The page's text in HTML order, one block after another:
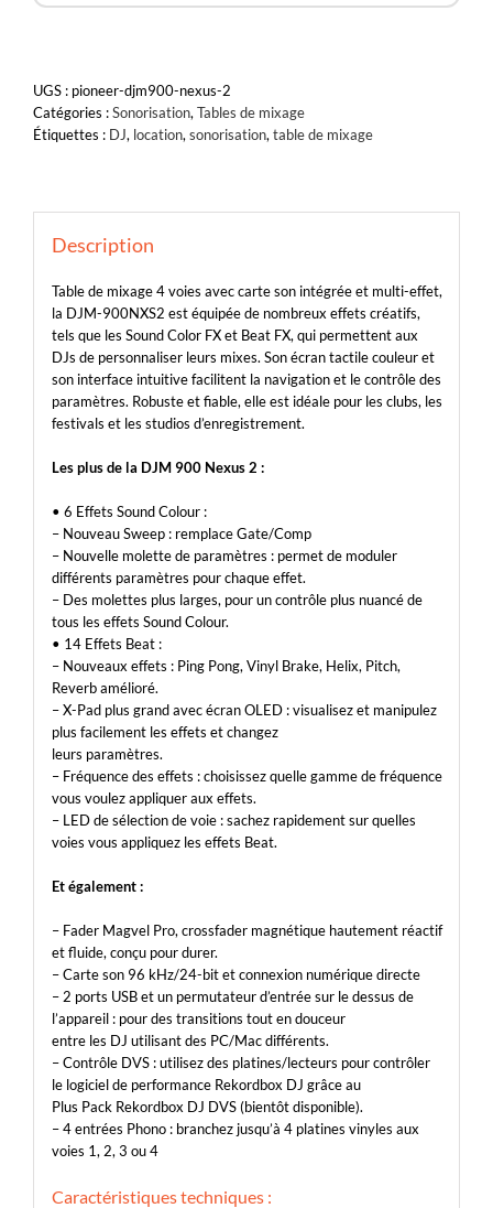
UGS : pioneer-djm900-nexus-2
Catégories :Sonorisation, Tables de mixage
Étiquettes : DJ, location, sonorisation, table de mixage
Description
Table de mixage 4 voies avec carte son intégrée et multi-effet,
la DJM-900NXS2 est équipée de nombreux effets créatifs,
tels que les Sound Color FX et Beat FX, qui permettent aux
DJs de personnaliser leurs mixes. Son écran tactile couleur et
son interface intuitive facilitent la navigation et le contrôle des
paramètres. Robuste et fiable, elle est idéale pour les clubs, les
festivals et les studios d’enregistrement.
Les plus de la DJM 900 Nexus 2 :
• 6 Effets Sound Colour :
– Nouveau Sweep : remplace Gate/Comp
– Nouvelle molette de paramètres : permet de moduler
différents paramètres pour chaque effet.
– Des molettes plus larges, pour un contrôle plus nuancé de
tous les effets Sound Colour.
• 14 Effets Beat :
– Nouveaux effets : Ping Pong, Vinyl Brake, Helix, Pitch,
Reverb amélioré.
– X-Pad plus grand avec écran OLED : visualisez et manipulez
plus facilement les effets et changez
leurs paramètres.
– Fréquence des effets : choisissez quelle gamme de fréquence
vous voulez appliquer aux effets.
– LED de sélection de voie : sachez rapidement sur quelles
voies vous appliquez les effets Beat.
Et également :
– Fader Magvel Pro, crossfader magnétique hautement réactif
et fluide, conçu pour durer.
– Carte son 96 kHz/24-bit et connexion numérique directe
– 2 ports USB et un permutateur d’entrée sur le dessus de
l’appareil : pour des transitions tout en douceur
entre les DJ utilisant des PC/Mac différents.
– Contrôle DVS : utilisez des platines/lecteurs pour contrôler
le logiciel de performance Rekordbox DJ grâce au
Plus Pack Rekordbox DJ DVS (bientôt disponible).
– 4 entrées Phono : branchez jusqu’à 4 platines vinyles aux
voies 1, 2, 3 ou 4
Caractéristiques techniques :